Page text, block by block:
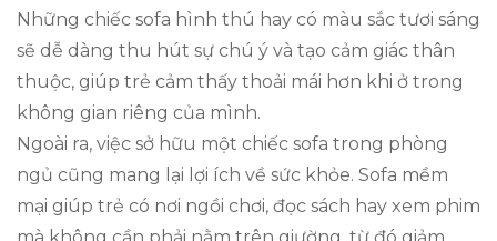
Những chiếc sofa hình thú hay có màu sắc tươi sáng
sẽ dễ dàng thu hút sự chú ý và tạo cảm giác thân
thuộc, giúp trẻ cảm thấy thoải mái hơn khi ở trong
không gian riêng của mình.
Ngoài ra, việc sở hữu một chiếc sofa trong phòng
ngủ cũng mang lại lợi ích về sức khỏe. Sofa mềm
mại giúp trẻ có nơi ngồi chơi, đọc sách hay xem phim